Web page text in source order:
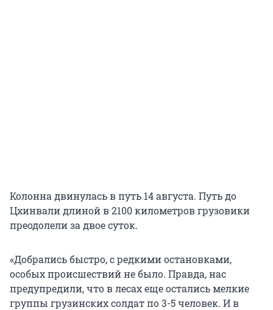
Колонна двинулась в путь 14 августа. Путь до
Цхинвали длиной в 2100 километров грузовики
преодолели за двое суток.
«Добрались быстро, с редкими остановками,
особых происшествий не было. Правда, нас
предупредили, что в лесах еще остались мелкие
группы грузинских солдат по 3-5 человек. И в